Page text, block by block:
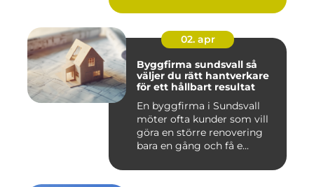
02. apr
Byggfirma sundsvall så
väljer du rätt hantverkare
för ett hållbart resultat
En byggfirma i Sundsvall
möter ofta kunder som vill
göra en större renovering
bara en gång och få e...